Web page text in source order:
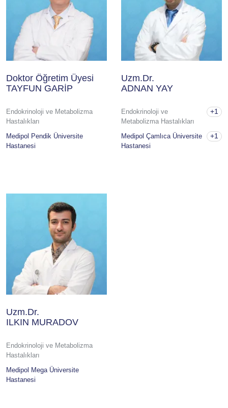
Doktor Öğretim Üyesi
TAYFUN GARİP
Endokrinoloji ve Metabolizma
Hastalıkları
Medipol Pendik Üniversite
Hastanesi
Uzm.Dr.
ADNAN YAY
Endokrinoloji ve
Metabolizma Hastalıkları
+1
Medipol Çamlıca Üniversite
Hastanesi
+1
Uzm.Dr.
ILKIN MURADOV
Endokrinoloji ve Metabolizma
Hastalıkları
Medipol Mega Üniversite
Hastanesi